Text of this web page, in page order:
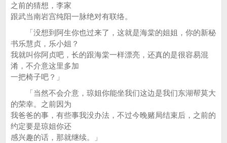
之前的猜想，李家
跟武当南岩宫纯阳一脉绝对有联络。
「没想到阿生你也过来了，这就是海棠的姐姐，你的新秘
书乐慧贞，乐小姐？
我就叫你阿贞吧，长的跟海棠一样漂亮，还真的是很容易混
淆，不介意这里多加
一把椅子吧？」
「当然不会介意，琼姐你能坐我们这边是我们东湖帮莫大
的荣幸。之前因为
我爸爸的事，有些事我没办法，不过今晚赌局结束后，之前的
约定要是琼姐你还
感兴趣的话，那就继续。」